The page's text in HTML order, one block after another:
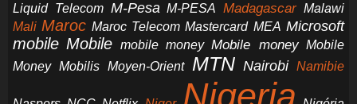
Liquid Telecom M-Pesa M-PESA Madagascar Malawi
Mali Maroc Maroc Telecom Mastercard MEA Microsoft
mobile Mobile mobile money Mobile money Mobile
Money Mobilis Moyen-Orient MTN Nairobi Namibie
Nigeria